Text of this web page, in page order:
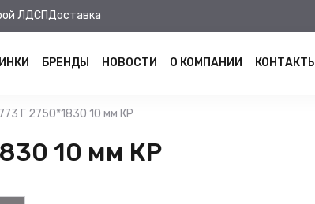
ЛДСПДоставка
БРЕНДЫ НОВОСТИ О КОМПАНИИ КОНТАКТЫ
Г 2750*1830 10 мм КР
10 мм КР